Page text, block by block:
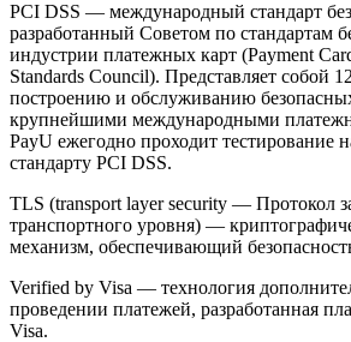
PCI DSS — международный стандарт
разработанный Советом по стандартам
индустрии платежных карт (Payment
Standards Council). Представляет собой
построению и обслуживанию
крупнейшими международными
PayU ежегодно проходит тестирование
стандарту PCI DSS.
TLS (transport layer security — Протокол
транспортного уровня) —
механизм, обеспечивающий
Verified by Visa — технология
проведении платежей, разработанная
Visa.